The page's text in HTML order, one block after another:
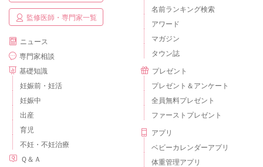
監修医師・専門家一覧
ニュース
専門家相談
基礎知識
妊娠前・妊活
妊娠中
出産
育児
不妊・不妊治療
Ｑ＆Ａ
名前ランキング検索
アワード
マガジン
タウン誌
プレゼント
プレゼント＆アンケート
全員無料プレゼント
ファーストプレゼント
アプリ
ベビーカレンダーアプリ
体重管理アプリ